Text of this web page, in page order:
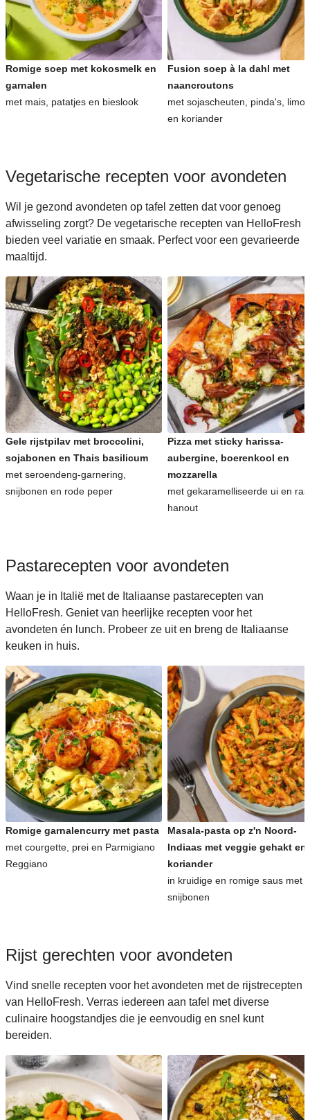
Romige soep met kokosmelk en
garnalen
met mais, patatjes en bieslook
Fusion soep à la dahl met
naancroutons
met sojascheuten, pinda's,
en koriander
Vegetarische recepten voor avondeten
Wil je gezond avondeten op tafel zetten dat voor genoeg
afwisseling zorgt? De vegetarische recepten van HelloFresh
bieden veel variatie en smaak. Perfect voor een gevarieerde
maaltijd.
Gele rijstpilav met broccolini,
sojabonen en Thais basilicum
met seroendeng-garnering,
snijbonen en rode peper
Pizza met sticky harissa-
aubergine, boerenkool en
mozzarella
met gekaramelliseerde ui en
hanout
Pastarecepten voor avondeten
Waan je in Italië met de Italiaanse pastarecepten van
HelloFresh. Geniet van heerlijke recepten voor het
avondeten én lunch. Probeer ze uit en breng de Italiaanse
keuken in huis.
Romige garnalencurry met pasta
met courgette, prei en Parmigiano
Reggiano
Masala-pasta op z'n Noord-
Indiaas met veggie gehakt en
koriander
in kruidige en romige saus met
snijbonen
Rijst gerechten voor avondeten
Vind snelle recepten voor het avondeten met de rijstrecepten
van HelloFresh. Verras iedereen aan tafel met diverse
culinaire hoogstandjes die je eenvoudig en snel kunt
bereiden.